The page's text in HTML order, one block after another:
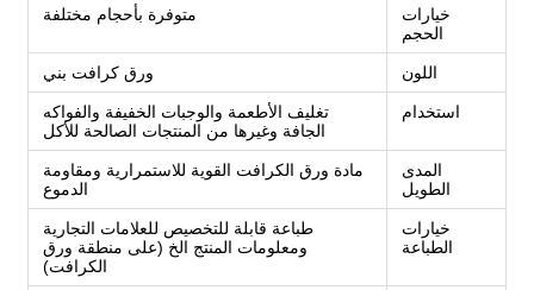
خيارات
الحجم
متوفرة بأحجام مختلفة
اللون ورق كرافت بني
استخدام
تغليف الأطعمة والوجبات الخفيفة والفواكه
الجافة وغيرها من المنتجات الصالحة للأكل
المدى
الطويل
مادة ورق الكرافت القوية للاستمرارية ومقاومة
الدموع
خيارات
الطباعة
طباعة قابلة للتخصيص للعلامات التجارية
ومعلومات المنتج الخ (على منطقة ورق
الكرافت)